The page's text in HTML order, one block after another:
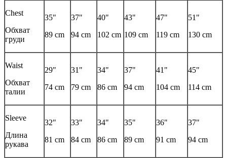
Chest
Обхват
груди
35"
89 cm
37"
94 cm
40"
102 cm
43"
109 cm
47"
119 cm
51"
130 cm
Waist
Обхват
талии
29"
74 cm
31"
79 cm
34"
86 cm
37"
94 cm
41"
104 cm
45"
114 cm
Sleeve
Длина
рукава
32"
81 cm
33"
84 cm
34"
86 cm
35"
89 cm
36"
91 cm
37"
94 cm